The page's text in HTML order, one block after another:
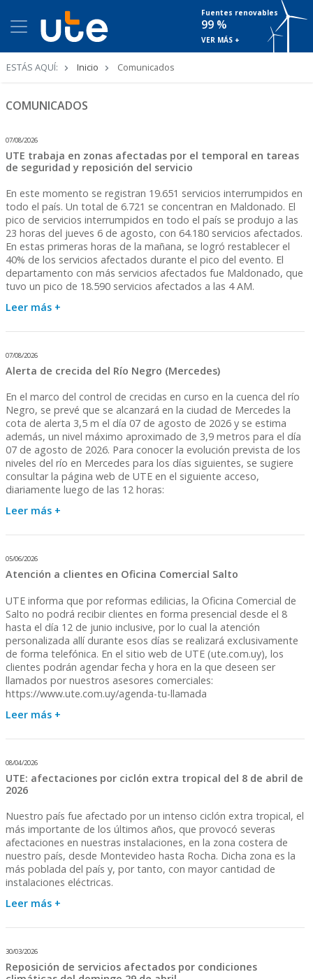
Fuentes renovables
99 %
VER MÁS +
ESTÁS AQUÍ: Inicio Comunicados
COMUNICADOS
07/08/2026
UTE trabaja en zonas afectadas por el temporal en tareas
de seguridad y reposición del servicio
En este momento se registran 19.651 servicios interrumpidos en
todo el país. Un total de 6.721 se concentran en Maldonado. El
pico de servicios interrumpidos en todo el país se produjo a las
23 horas del jueves 6 de agosto, con 64.180 servicios afectados.
En estas primeras horas de la mañana, se logró restablecer el
40% de los servicios afectados durante el pico del evento. El
departamento con más servicios afectados fue Maldonado, que
tuvo un pico de 18.590 servicios afectados a las 4 AM.
Leer más +
07/08/2026
Alerta de crecida del Río Negro (Mercedes)
En el marco del control de crecidas en curso en la cuenca del río
Negro, se prevé que se alcanzará en la ciudad de Mercedes la
cota de alerta 3,5 m el día 07 de agosto de 2026 y se estima
además, un nivel máximo aproximado de 3,9 metros para el día
07 de agosto de 2026. Para conocer la evolución prevista de los
niveles del río en Mercedes para los días siguientes, se sugiere
consultar la página web de UTE en el siguiente acceso,
diariamente luego de las 12 horas:
Leer más +
05/06/2026
Atención a clientes en Oficina Comercial Salto
UTE informa que por reformas edilicias, la Oficina Comercial de
Salto no podrá recibir clientes en forma presencial desde el 8
hasta el día 12 de junio inclusive, por lo cual la atención
personalizada allí durante esos días se realizará exclusivamente
de forma telefónica. En el sitio web de UTE (ute.com.uy), los
clientes podrán agendar fecha y hora en la que deseen ser
llamados por nuestros asesores comerciales:
https://www.ute.com.uy/agenda-tu-llamada
Leer más +
08/04/2026
UTE: afectaciones por ciclón extra tropical del 8 de abril de
2026
Nuestro país fue afectado por un intenso ciclón extra tropical, el
más importante de los últimos años, que provocó severas
afectaciones en nuestras instalaciones, en la zona costera de
nuestro país, desde Montevideo hasta Rocha. Dicha zona es la
más poblada del país y, por tanto, con mayor cantidad de
instalaciones eléctricas.
Leer más +
30/03/2026
Reposición de servicios afectados por condiciones